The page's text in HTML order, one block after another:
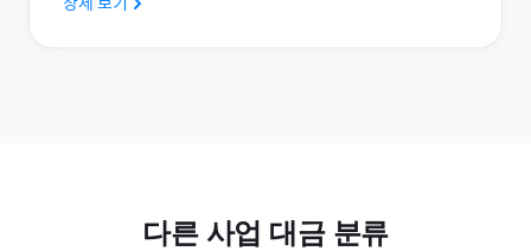
다른 사업 대금분류